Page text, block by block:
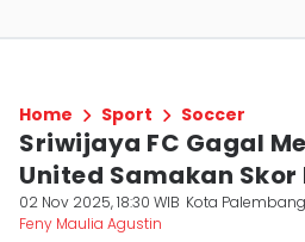
Home Sport Soccer
Sriwijaya FC Gagal
United Samakan
02 Nov 2025, 18:30 WIB Kota Palembang
Feny Maulia Agustin